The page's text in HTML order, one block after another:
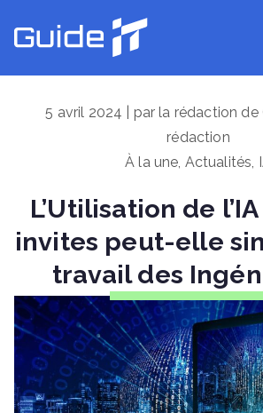
au
5 avril 2024 | par la rédaction de
rédaction
À la une, Actualités,
L’Utilisation de
invites peut-elle
travail des